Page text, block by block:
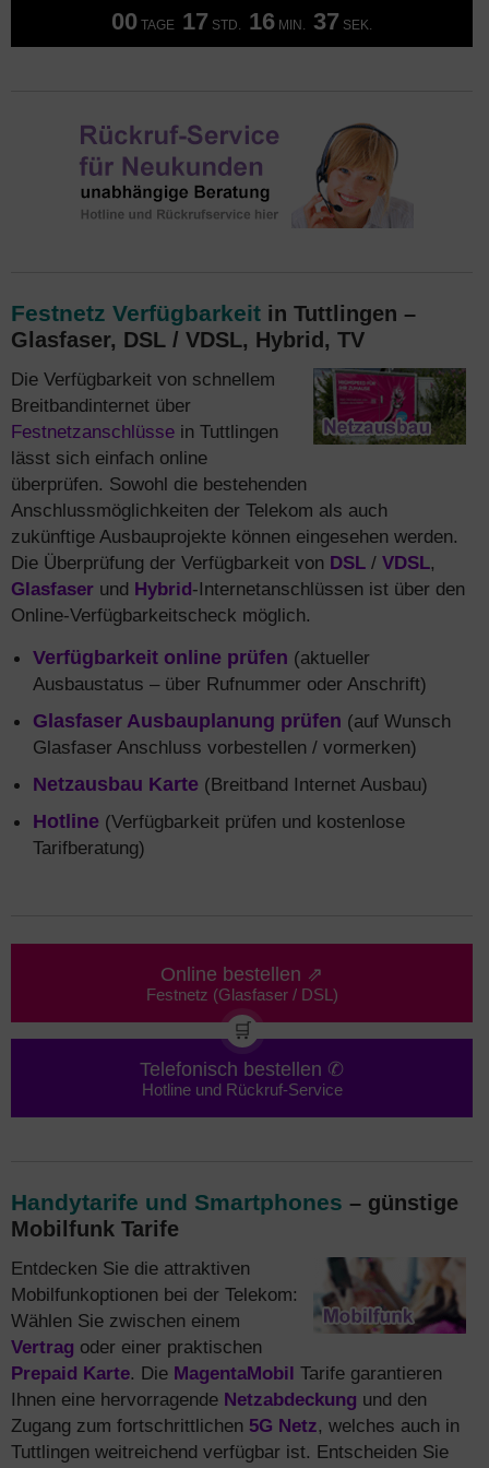
00 TAGE 17 STD. 16 MIN. 37 SEK.
Festnetz Verfügbarkeit in Tuttlingen –
Glasfaser, DSL / VDSL, Hybrid, TV
Die Verfügbarkeit von schnellem
Breitbandinternet über
Festnetzanschlüsse in Tuttlingen
lässt sich einfach online
überprüfen. Sowohl die bestehenden
Anschlussmöglichkeiten der Telekom als auch
zukünftige Ausbauprojekte können eingesehen werden.
Die Überprüfung der Verfügbarkeit von DSL / VDSL,
Glasfaser und Hybrid-Internetanschlüssen ist über den
Online-Verfügbarkeitscheck möglich.
Verfügbarkeit online prüfen (aktueller
Ausbaustatus – über Rufnummer oder Anschrift)
Glasfaser Ausbauplanung prüfen (auf Wunsch
Glasfaser Anschluss vorbestellen / vormerken)
Netzausbau Karte (Breitband Internet Ausbau)
Hotline (Verfügbarkeit prüfen und kostenlose
Tarifberatung)
Online bestellen ⇗
Festnetz (Glasfaser / DSL)
🛒
Telefonisch bestellen ✆
Hotline und Rückruf-Service
Handytarife und Smartphones – günstige
Mobilfunk Tarife
Entdecken Sie die attraktiven
Mobilfunkoptionen bei der Telekom:
Wählen Sie zwischen einem
Vertrag oder einer praktischen
Prepaid Karte. Die MagentaMobil Tarife garantieren
Ihnen eine hervorragende Netzabdeckung und den
Zugang zum fortschrittlichen 5G Netz, welches auch in
Tuttlingen weitreichend verfügbar ist. Entscheiden Sie